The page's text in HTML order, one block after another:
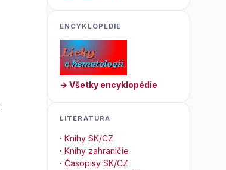
ENCYKLOPEDIE
→ Všetky encyklopédie
LITERATÚRA
· Knihy SK/CZ
· Knihy zahraničie
· Časopisy SK/CZ